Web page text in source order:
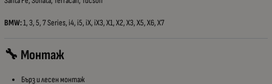
BMW:1, 3, 5, 7 Series, i4, i5, iX, iX3, X1, X2, X3, X5, X6, X7
🔧 Монтаж
Бърз и лесен монтаж